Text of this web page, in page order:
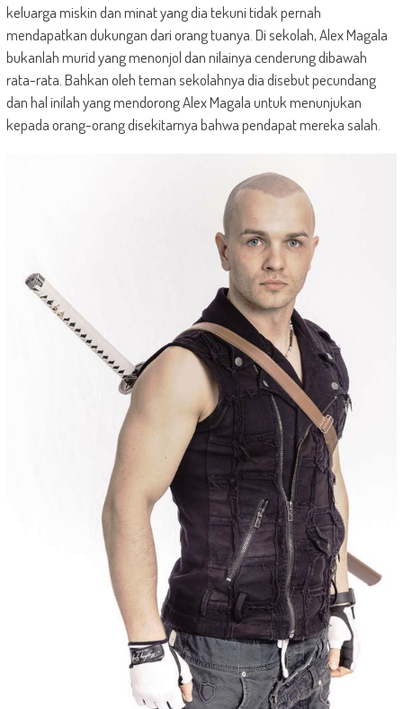
keluarga miskin dan minat yang dia tekuni tidak pernah
mendapatkan dukungan dari orang tuanya. Di sekolah, Alex Magala
bukanlah murid yang menonjol dan nilainya cenderung dibawah
rata-rata. Bahkan oleh teman sekolahnya dia disebut pecundang
dan hal inilah yang mendorong Alex Magala untuk menunjukan
kepada orang-orang disekitarnya bahwa pendapat mereka salah.